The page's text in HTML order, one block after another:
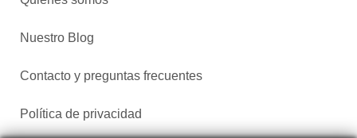
Nuestro Blog
Contacto y preguntas frecuentes
Política de privacidad